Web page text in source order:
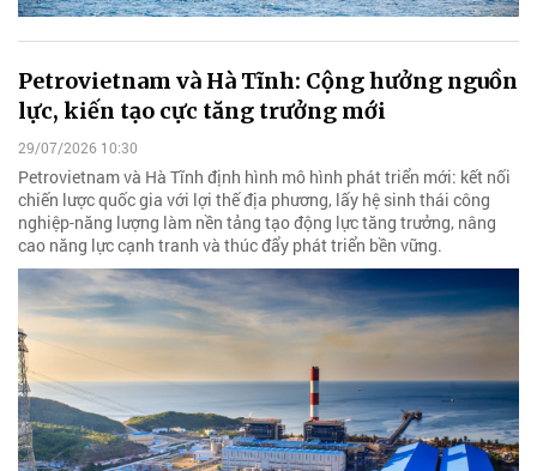
Petrovietnam và Hà Tĩnh: Cộng hưởng nguồn
lực, kiến tạo cực tăng trưởng mới
29/07/2026 10:30
Petrovietnam và Hà Tĩnh định hình mô hình phát triển mới: kết nối
chiến lược quốc gia với lợi thế địa phương, lấy hệ sinh thái công
nghiệp-năng lượng làm nền tảng tạo động lực tăng trưởng, nâng
cao năng lực cạnh tranh và thúc đẩy phát triển bền vững.